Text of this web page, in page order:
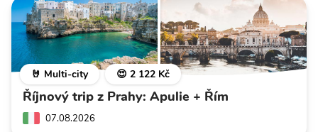
🤘 Multi-city 😍 2 122 Kč
Říjnový trip z Prahy: Apulie + Řím
07.08.2026